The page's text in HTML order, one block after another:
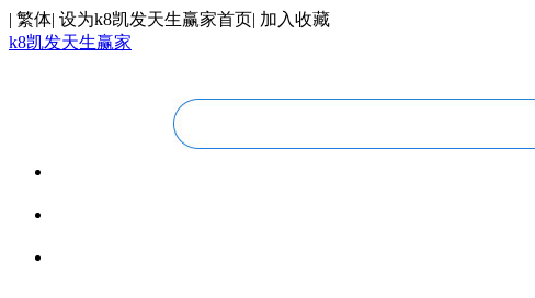
| 繁体| 设为k8凯发天生赢家首页| 加入收藏
k8凯发天生赢家